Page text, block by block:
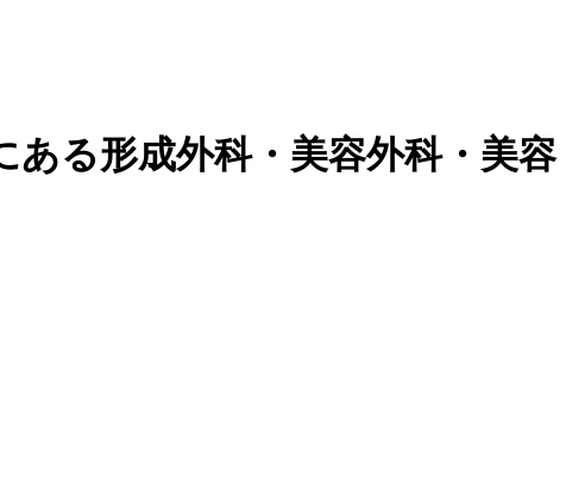
る形成外科・美容外科・美容